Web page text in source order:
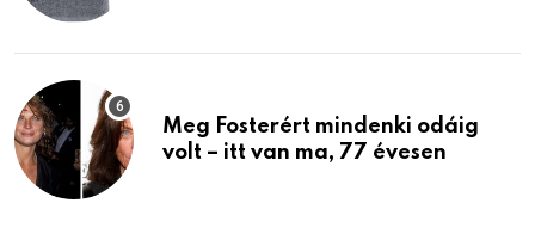
Meg Fosterért mindenki odáig
volt – itt van ma, 77 évesen